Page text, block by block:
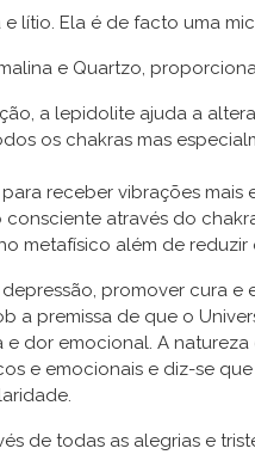
lítio. Ela é de facto uma
e Quartzo,
a lepidolite ajuda a
os chakras mas
receber vibrações
consciente através do
metafísico além de reduzir
promover cura
a premissa de que o
dor emocional. A
e emocionais e diz-se
de todas as alegrias e